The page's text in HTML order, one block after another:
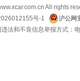
All rights
号-1
沪公网
违法和不良信息举报方式：